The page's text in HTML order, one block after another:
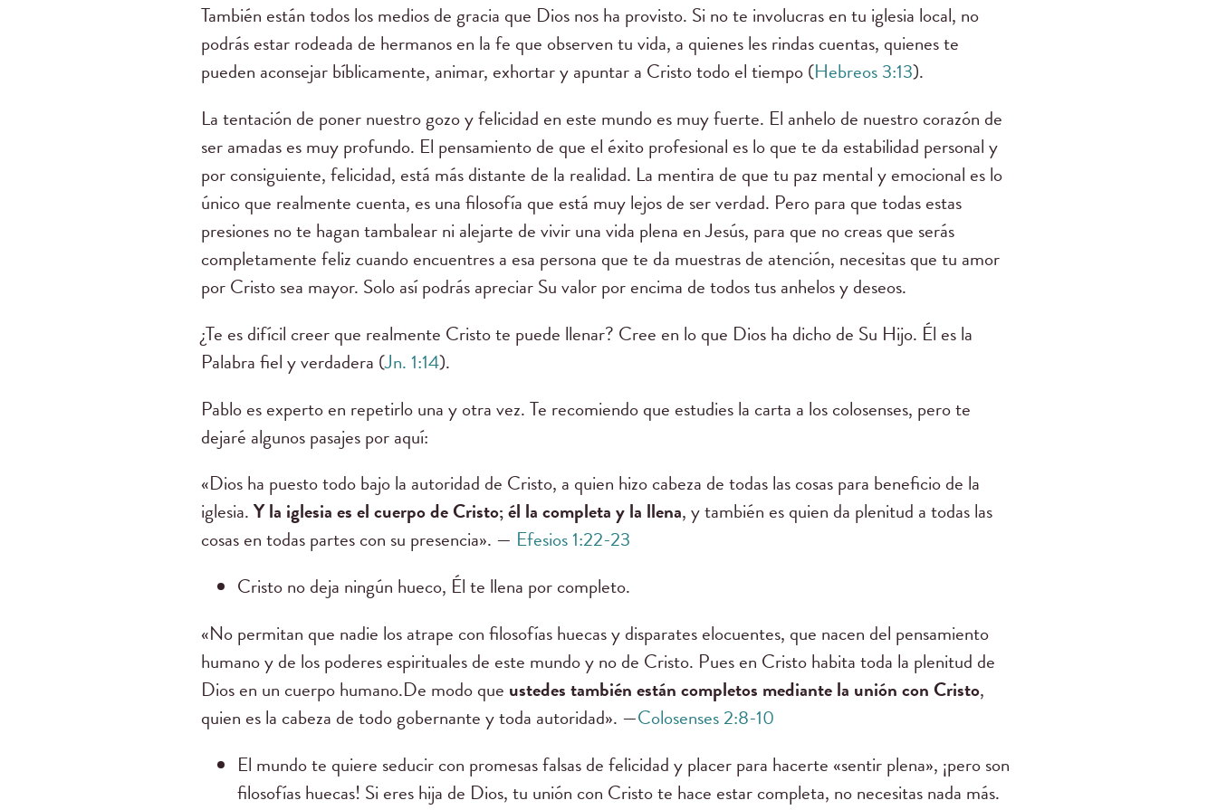
También están todos los medios de gracia que Dios nos ha provisto. Si no te involucras en tu iglesia local, no
podrás estar rodeada de hermanos en la fe que observen tu vida, a quienes les rindas cuentas, quienes te
pueden aconsejar bíblicamente, animar, exhortar y apuntar a Cristo todo el tiempo (Hebreos 3:13).
La tentación de poner nuestro gozo y felicidad en este mundo es muy fuerte. El anhelo de nuestro corazón de
ser amadas es muy profundo. El pensamiento de que el éxito profesional es lo que te da estabilidad personal y
por consiguiente, felicidad, está más distante de la realidad. La mentira de que tu paz mental y emocional es lo
único que realmente cuenta, es una filosofía que está muy lejos de ser verdad. Pero para que todas estas
presiones no te hagan tambalear ni alejarte de vivir una vida plena en Jesús, para que no creas que serás
completamente feliz cuando encuentres a esa persona que te da muestras de atención, necesitas que tu amor
por Cristo sea mayor. Solo así podrás apreciar Su valor por encima de todos tus anhelos y deseos.
¿Te es difícil creer que realmente Cristo te puede llenar? Cree en lo que Dios ha dicho de Su Hijo. Él es la
Palabra fiel y verdadera (Jn. 1:14).
Pablo es experto en repetirlo una y otra vez. Te recomiendo que estudies la carta a los colosenses, pero te
dejaré algunos pasajes por aquí:
«Dios ha puesto todo bajo la autoridad de Cristo, a quien hizo cabeza de todas las cosas para beneficio de la
iglesia.Y la iglesia es el cuerpo de Cristo; él la completa y la llena, y también es quien da plenitud a todas las
cosas en todas partes con su presencia». — Efesios 1:22-23
Cristo no deja ningún hueco, Él te llena por completo.
«No permitan que nadie los atrape con filosofías huecas y disparates elocuentes, que nacen del pensamiento
humano y de los poderes espirituales de este mundo y no de Cristo. Pues en Cristo habita toda la plenitud de
Dios en un cuerpo humano.De modo que ustedes también están completos mediante la unión con Cristo,
quien es la cabeza de todo gobernante y toda autoridad». —Colosenses 2:8-10
El mundo te quiere seducir con promesas falsas de felicidad y placer para hacerte «sentir plena», ¡pero son
filosofías huecas! Si eres hija de Dios, tu unión con Cristo te hace estar completa, no necesitas nada más.